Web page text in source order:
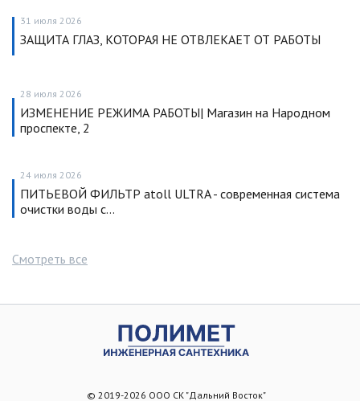
31 июля 2026
ЗАЩИТА ГЛАЗ, КОТОРАЯ НЕ ОТВЛЕКАЕТ ОТ РАБОТЫ
28 июля 2026
ИЗМЕНЕНИЕ РЕЖИМА РАБОТЫ| Магазин на Народном
проспекте, 2
24 июля 2026
ПИТЬЕВОЙ ФИЛЬТР atoll ULTRA - современная система
очистки воды с…
Смотреть все
© 2019-2026 ООО СК "Дальний Восток"